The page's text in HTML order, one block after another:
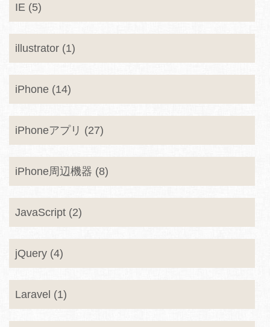
IE (5)
illustrator (1)
iPhone (14)
iPhoneアプリ (27)
iPhone周辺機器 (8)
JavaScript (2)
jQuery (4)
Laravel (1)